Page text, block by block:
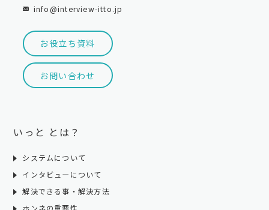
info@interview-itto.jp
お役立ち資料
お問い合わせ
いっと とは？
システムについて
インタビューについて
解決できる事・解決方法